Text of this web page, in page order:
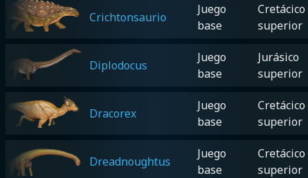
Crichtonsaurio
Juego
base
Cretácico
superior
Diplodocus
Juego
base
Jurásico
superior
Dracorex
Juego
base
Cretácico
superior
Dreadnoughtus
Juego
base
Cretácico
superior